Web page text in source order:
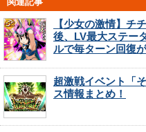
【少女の激情】チ
後、LV最大ステー
ルで毎ターン回復
超激戦イベント「
ス情報まとめ！